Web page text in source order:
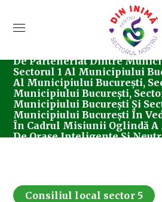
Consiliul Local
Nr. 127/30.08.2024 Privind
De Parteneriat Dintre
Sectorul 1 Al Municipiului
Al Municipiului București,
Municipiului București,
Municipiului București Și
Municipiului București În
În Cadrul Misiunii Oglindă A
De Orașe Inteligente Și
Consiliul local sector 5